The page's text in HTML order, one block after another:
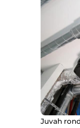
Juvah